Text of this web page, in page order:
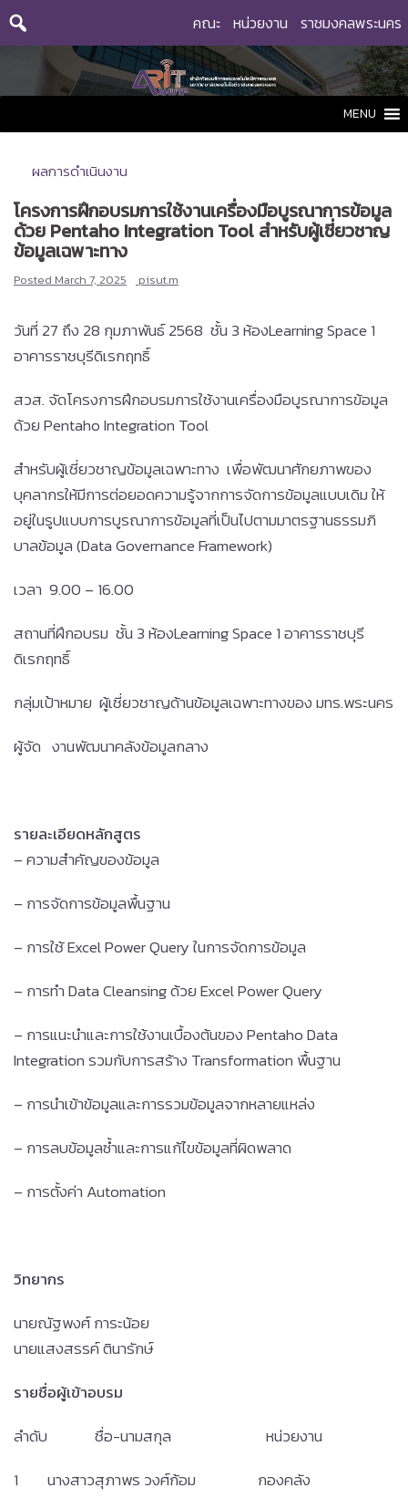
Skip
คณะ หน่วยงาน ราชมงคลพระนคร
MENU
ผลการดำเนินงาน
โครงการฝึกอบรมการใช้งานเครื่องมือบูรณาการข้อมูล
ด้วย Pentaho Integration Tool สำหรับผู้เชี่ยวชาญ
ข้อมูลเฉพาะทาง
Posted March 7, 2025 pisut.m
วันที่ 27 ถึง 28 กุมภาพันธ์ 2568 ชั้น 3 ห้องLearning Space 1
อาคารราชบุรีดิเรกฤทธิ์
สวส. จัดโครงการฝึกอบรมการใช้งานเครื่องมือบูรณาการข้อมูล
ด้วย Pentaho Integration Tool
สำหรับผู้เชี่ยวชาญข้อมูลเฉพาะทาง เพื่อพัฒนาศักยภาพของ
บุคลากรให้มีการต่อยอดความรู้จากการจัดการข้อมูลแบบเดิม ให้
อยู่ในรูปแบบการบูรณาการข้อมูลที่เป็นไปตามมาตรฐานธรรมภิ
บาลข้อมูล (Data Governance Framework)
เวลา 9.00 – 16.00
สถานที่ฝึกอบรม ชั้น 3 ห้องLearning Space 1 อาคารราชบุรี
ดิเรกฤทธิ์
กลุ่มเป้าหมาย ผู้เชี่ยวชาญด้านข้อมูลเฉพาะทางของ มทร.พระนคร
ผู้จัด งานพัฒนาคลังข้อมูลกลาง
รายละเอียดหลักสูตร
– ความสำคัญของข้อมูล
– การจัดการข้อมูลพื้นฐาน
– การใช้ Excel Power Query ในการจัดการข้อมูล
– การทำ Data Cleansing ด้วย Excel Power Query
– การแนะนำและการใช้งานเบื้องต้นของ Pentaho Data
Integration รวมกับการสร้าง Transformation พื้นฐาน
– การนำเข้าข้อมูลและการรวมข้อมูลจากหลายแหล่ง
– การลบข้อมูลซ้ำและการแก้ไขข้อมูลที่ผิดพลาด
– การตั้งค่า Automation
วิทยากร
นายณัฐพงศ์ การะน้อย
นายแสงสรรค์ ตินารักษ์
รายชื่อผู้เข้าอบรม
ลำดับ ชื่อ-นามสกุล หน่วยงาน
1 นางสาวสุภาพร วงศ์ก้อม กองคลัง